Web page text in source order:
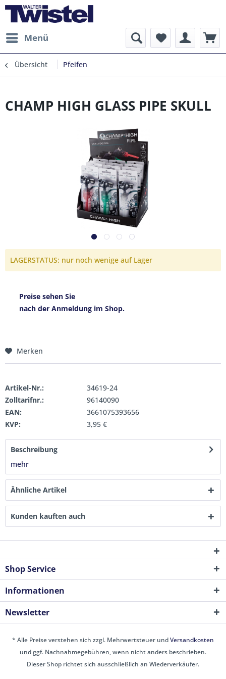
Menü
Übersicht Pfeifen
CHAMP HIGH GLASS PIPE SKULL
LAGERSTATUS: nur noch wenige auf Lager
Preise sehen Sie
nach der Anmeldung im Shop.
Merken
Artikel-Nr.:
34619-24
Zolltarifnr.:
96140090
EAN:
3661075393656
KVP:
3,95 €
Beschreibung
mehr
Ähnliche Artikel
Kunden kauften auch
Shop Service
Informationen
Newsletter
* Alle Preise verstehen sich zzgl. Mehrwertsteuer undVersandkosten
und ggf. Nachnahmegebühren, wenn nicht anders beschrieben.
Dieser Shop richtet sich ausschließlich an Wiederverkäufer.